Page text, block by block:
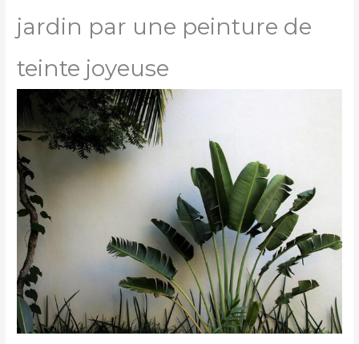
jardin par une peinture de
teinte joyeuse